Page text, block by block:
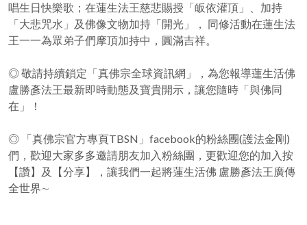
唱生日快樂歌；在蓮生法王慈悲賜授「皈依灌頂」、加持
「大悲咒水」及佛像文物加持「開光」， 同修活動在蓮生法
王一一為眾弟子們摩頂加持中，圓滿吉祥。
◎ 敬請持續鎖定「真佛宗全球資訊網」，為您報導蓮生活佛
盧勝彥法王最新即時動態及寶貴開示，讓您隨時「與佛同
在」！
◎ 「真佛宗官方專頁TBSN」facebook的粉絲團(護法金剛)
們，歡迎大家多多邀請朋友加入粉絲團，更歡迎您的加入按
【讚】及【分享】，讓我們一起將蓮生活佛 盧勝彥法王廣傳
全世界∼